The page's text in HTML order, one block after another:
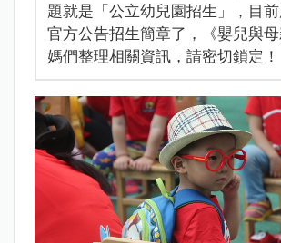
題就是「公立幼兒園招生」，目
官方公告招生簡章了，《嬰兒與
媽們整理相關資訊，請密切鎖定！